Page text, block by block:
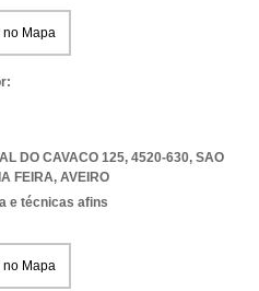
no Mapa
DO CAVACO 125, 4520-630, SAO
FEIRA, AVEIRO
e técnicas afins
no Mapa